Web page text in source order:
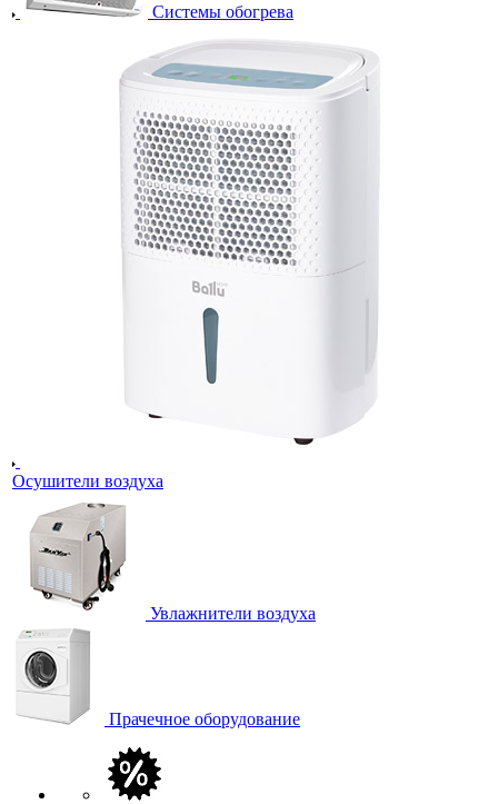
Системы обогрева
Осушители воздуха
Увлажнители воздуха
Прачечное оборудование